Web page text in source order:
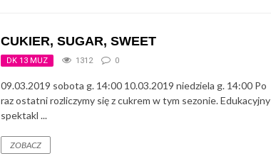
CUKIER, SUGAR, SWEET
DK 13 MUZ 1312 0
09.03.2019 sobota g. 14:00 10.03.2019 niedziela g. 14:00 Po
raz ostatni rozliczymy się z cukrem w tym sezonie. Edukacyjny
spektakl ...
ZOBACZ